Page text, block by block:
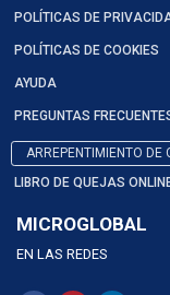
POLÍTICAS DE
POLÍTICAS DE COOKIES
AYUDA
PREGUNTAS
ARREPENTIMIENTO DE
LIBRO DE QUEJAS
MICROGLOBAL
EN LAS REDES